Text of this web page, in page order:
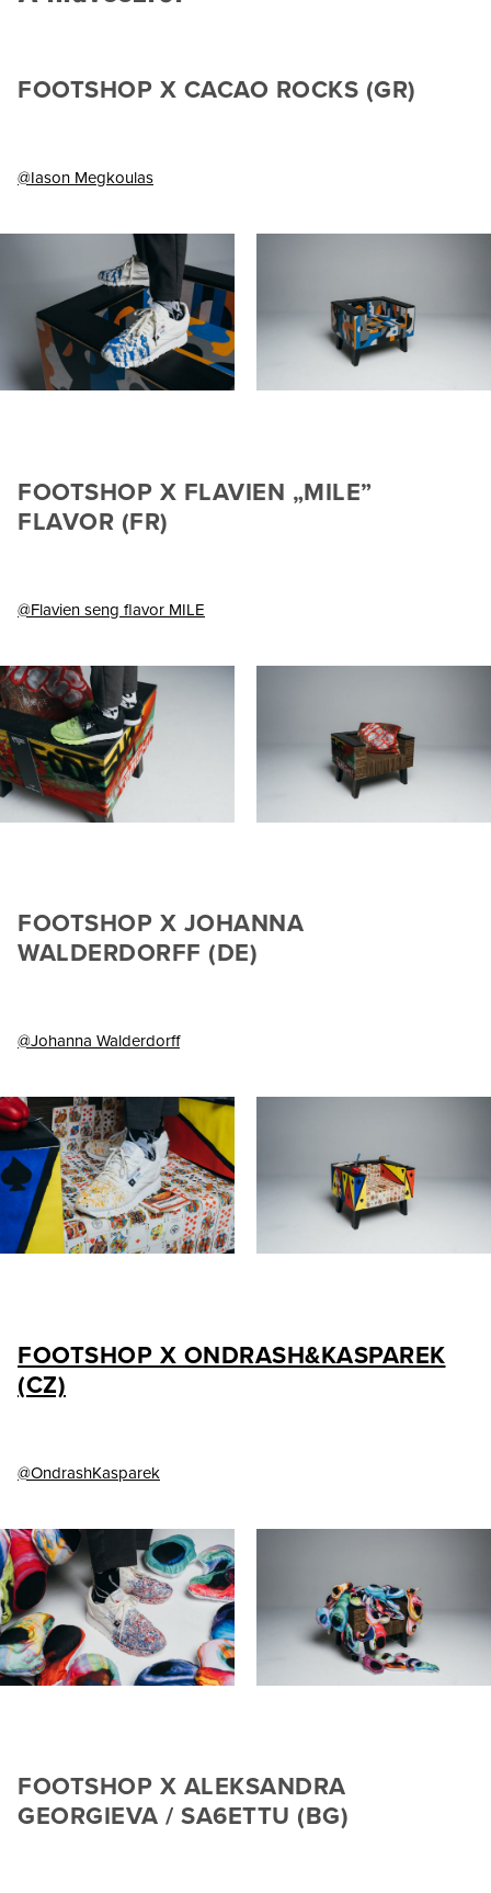
FOOTSHOP X CACAO ROCKS (GR)
@Iason Megkoulas
FOOTSHOP X FLAVIEN „MILE”
FLAVOR (FR)
@Flavien seng flavor MILE
FOOTSHOP X JOHANNA
WALDERDORFF (DE)
@Johanna Walderdorff
FOOTSHOP X ONDRASH&KASPAREK
(CZ)
@OndrashKasparek
FOOTSHOP X ALEKSANDRA
GEORGIEVA / SA6ETTU (BG)